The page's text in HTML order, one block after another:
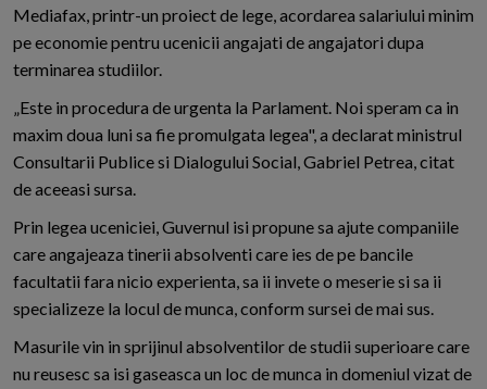
Mediafax, printr-un proiect de lege, acordarea salariului minim
pe economie pentru ucenicii angajati de angajatori dupa
terminarea studiilor.
„Este in procedura de urgenta la Parlament. Noi speram ca in
maxim doua luni sa fie promulgata legea", a declarat ministrul
Consultarii Publice si Dialogului Social, Gabriel Petrea, citat
de aceeasi sursa.
Prin legea uceniciei, Guvernul isi propune sa ajute companiile
care angajeaza tinerii absolventi care ies de pe bancile
facultatii fara nicio experienta, sa ii invete o meserie si sa ii
specializeze la locul de munca, conform sursei de mai sus.
Masurile vin in sprijinul absolventilor de studii superioare care
nu reusesc sa isi gaseasca un loc de munca in domeniul vizat de